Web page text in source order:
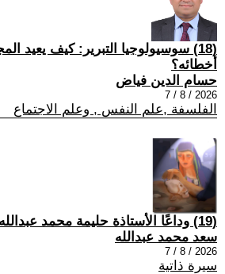
(18) سوسيولوجيا التبرير: كيف يعيد
أخطائه؟
حسام الدين فياض
2026 / 8 / 7
الفلسفة ,علم النفس , وعلم الاجتماع
(19) وداعًا الأستاذة حليمة محمد عبدالله
سعد محمد عبدالله
2026 / 8 / 7
سيرة ذاتية